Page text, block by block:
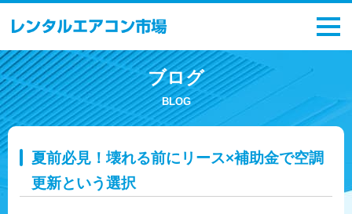
ブログ
BLOG
夏前必見！壊れる前にリース×補助金で空調
更新という選択